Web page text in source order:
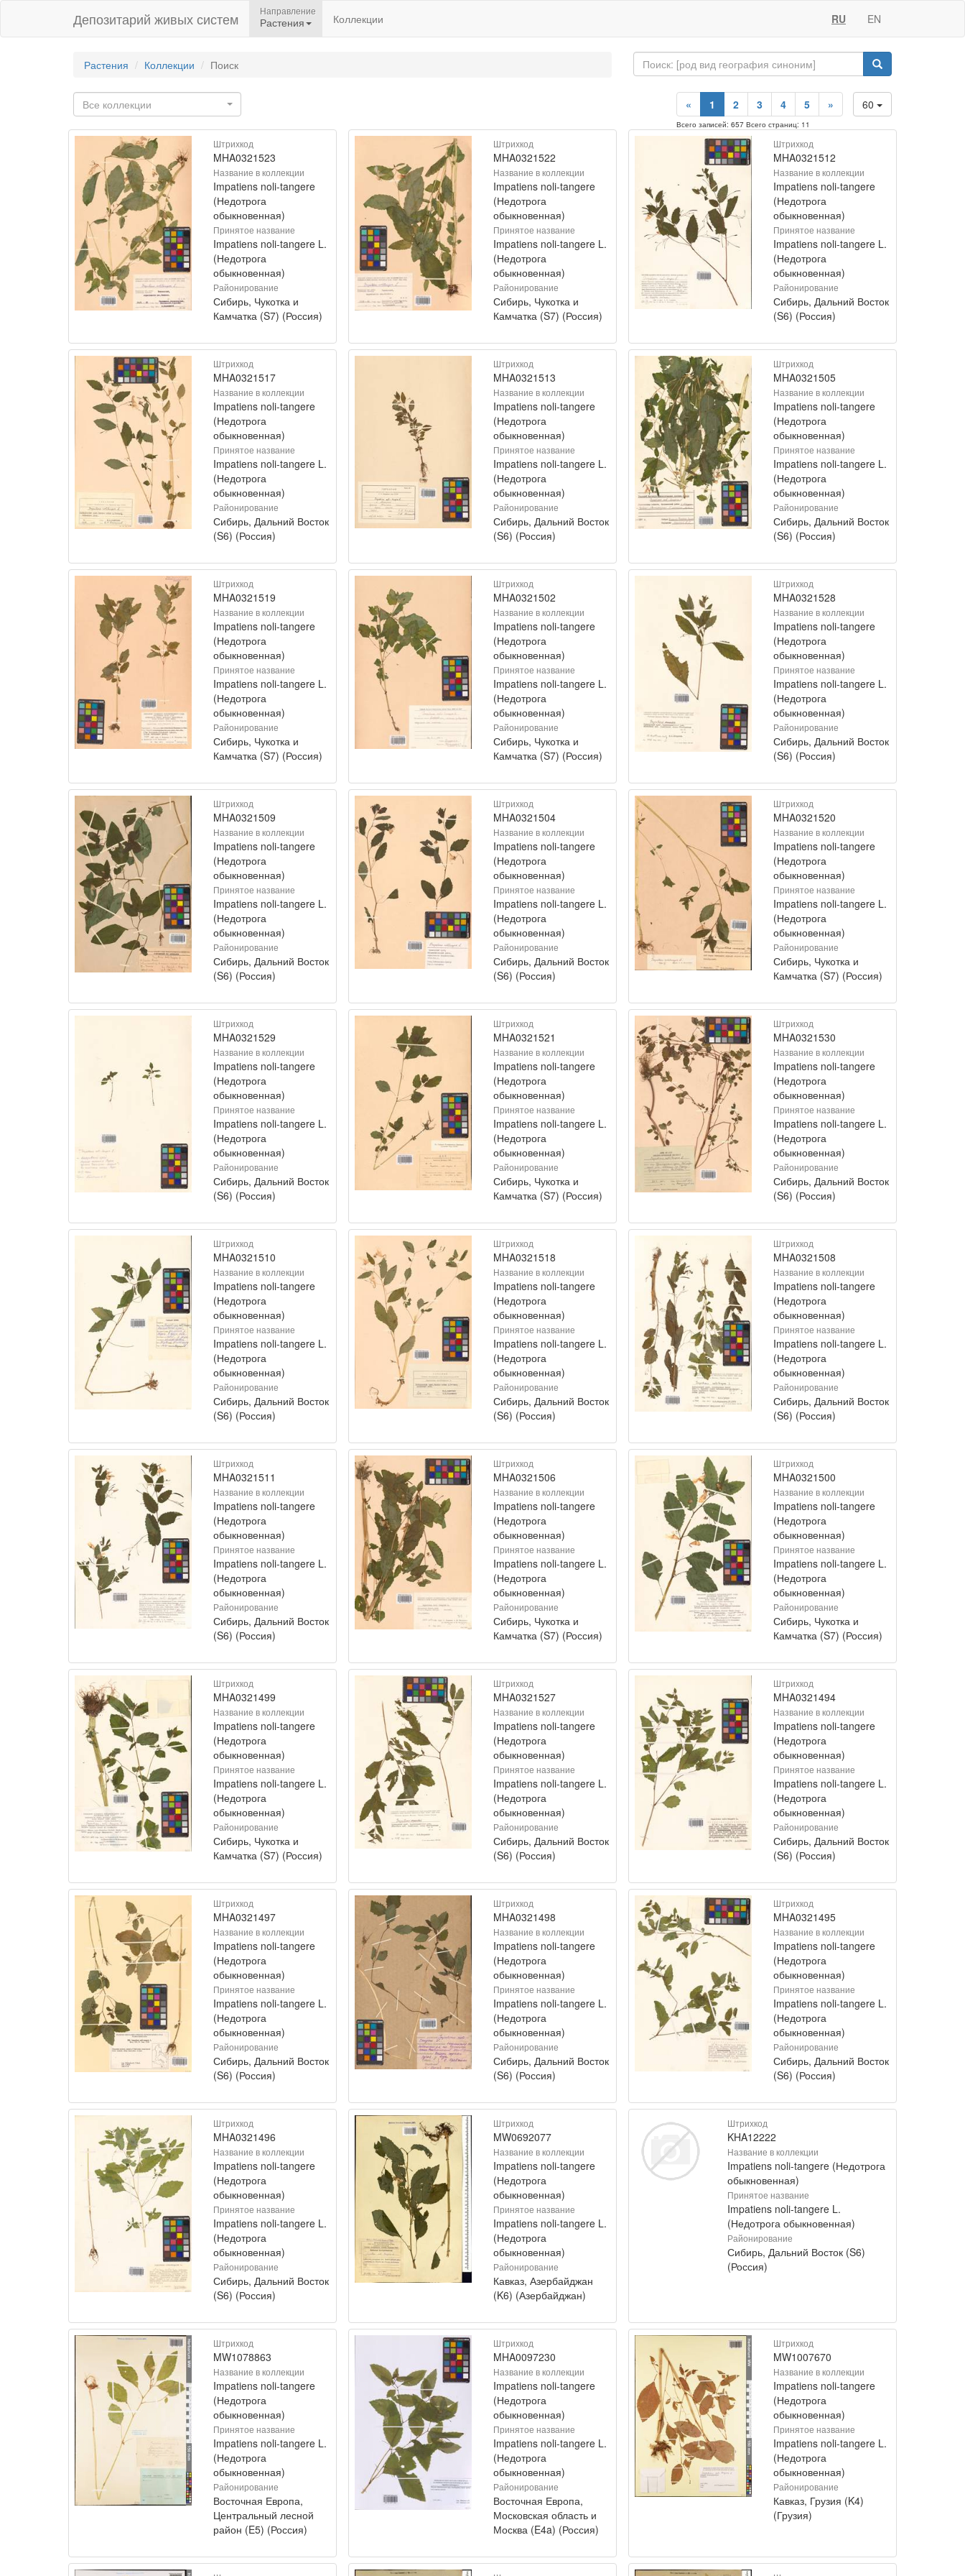
Депозитарий живых систем Направление
Растения Коллекции RU EN
Растения Коллекции Поиск
Все коллекции 60
« 1 2 3 4 5 »
Всего записей: 657 Всего страниц: 11
Штрихкод
MHA0321523
Название в коллекции
Impatiens noli-tangere
(Недотрога
обыкновенная)
Принятое название
Impatiens noli-tangere L.
(Недотрога
обыкновенная)
Районирование
Сибирь, Чукотка и
Камчатка (S7) (Россия)
Штрихкод
MHA0321522
Название в коллекции
Impatiens noli-tangere
(Недотрога
обыкновенная)
Принятое название
Impatiens noli-tangere L.
(Недотрога
обыкновенная)
Районирование
Сибирь, Чукотка и
Камчатка (S7) (Россия)
Штрихкод
MHA0321512
Название в коллекции
Impatiens noli-tangere
(Недотрога
обыкновенная)
Принятое название
Impatiens noli-tangere L.
(Недотрога
обыкновенная)
Районирование
Сибирь, Дальний Восток
(S6) (Россия)
Штрихкод
MHA0321517
Название в коллекции
Impatiens noli-tangere
(Недотрога
обыкновенная)
Принятое название
Impatiens noli-tangere L.
(Недотрога
обыкновенная)
Районирование
Сибирь, Дальний Восток
(S6) (Россия)
Штрихкод
MHA0321513
Название в коллекции
Impatiens noli-tangere
(Недотрога
обыкновенная)
Принятое название
Impatiens noli-tangere L.
(Недотрога
обыкновенная)
Районирование
Сибирь, Дальний Восток
(S6) (Россия)
Штрихкод
MHA0321505
Название в коллекции
Impatiens noli-tangere
(Недотрога
обыкновенная)
Принятое название
Impatiens noli-tangere L.
(Недотрога
обыкновенная)
Районирование
Сибирь, Дальний Восток
(S6) (Россия)
Штрихкод
MHA0321519
Название в коллекции
Impatiens noli-tangere
(Недотрога
обыкновенная)
Принятое название
Impatiens noli-tangere L.
(Недотрога
обыкновенная)
Районирование
Сибирь, Чукотка и
Камчатка (S7) (Россия)
Штрихкод
MHA0321502
Название в коллекции
Impatiens noli-tangere
(Недотрога
обыкновенная)
Принятое название
Impatiens noli-tangere L.
(Недотрога
обыкновенная)
Районирование
Сибирь, Чукотка и
Камчатка (S7) (Россия)
Штрихкод
MHA0321528
Название в коллекции
Impatiens noli-tangere
(Недотрога
обыкновенная)
Принятое название
Impatiens noli-tangere L.
(Недотрога
обыкновенная)
Районирование
Сибирь, Дальний Восток
(S6) (Россия)
Штрихкод
MHA0321509
Название в коллекции
Impatiens noli-tangere
(Недотрога
обыкновенная)
Принятое название
Impatiens noli-tangere L.
(Недотрога
обыкновенная)
Районирование
Сибирь, Дальний Восток
(S6) (Россия)
Штрихкод
MHA0321504
Название в коллекции
Impatiens noli-tangere
(Недотрога
обыкновенная)
Принятое название
Impatiens noli-tangere L.
(Недотрога
обыкновенная)
Районирование
Сибирь, Дальний Восток
(S6) (Россия)
Штрихкод
MHA0321520
Название в коллекции
Impatiens noli-tangere
(Недотрога
обыкновенная)
Принятое название
Impatiens noli-tangere L.
(Недотрога
обыкновенная)
Районирование
Сибирь, Чукотка и
Камчатка (S7) (Россия)
Штрихкод
MHA0321529
Название в коллекции
Impatiens noli-tangere
(Недотрога
обыкновенная)
Принятое название
Impatiens noli-tangere L.
(Недотрога
обыкновенная)
Районирование
Сибирь, Дальний Восток
(S6) (Россия)
Штрихкод
MHA0321521
Название в коллекции
Impatiens noli-tangere
(Недотрога
обыкновенная)
Принятое название
Impatiens noli-tangere L.
(Недотрога
обыкновенная)
Районирование
Сибирь, Чукотка и
Камчатка (S7) (Россия)
Штрихкод
MHA0321530
Название в коллекции
Impatiens noli-tangere
(Недотрога
обыкновенная)
Принятое название
Impatiens noli-tangere L.
(Недотрога
обыкновенная)
Районирование
Сибирь, Дальний Восток
(S6) (Россия)
Штрихкод
MHA0321510
Название в коллекции
Impatiens noli-tangere
(Недотрога
обыкновенная)
Принятое название
Impatiens noli-tangere L.
(Недотрога
обыкновенная)
Районирование
Сибирь, Дальний Восток
(S6) (Россия)
Штрихкод
MHA0321518
Название в коллекции
Impatiens noli-tangere
(Недотрога
обыкновенная)
Принятое название
Impatiens noli-tangere L.
(Недотрога
обыкновенная)
Районирование
Сибирь, Дальний Восток
(S6) (Россия)
Штрихкод
MHA0321508
Название в коллекции
Impatiens noli-tangere
(Недотрога
обыкновенная)
Принятое название
Impatiens noli-tangere L.
(Недотрога
обыкновенная)
Районирование
Сибирь, Дальний Восток
(S6) (Россия)
Штрихкод
MHA0321511
Название в коллекции
Impatiens noli-tangere
(Недотрога
обыкновенная)
Принятое название
Impatiens noli-tangere L.
(Недотрога
обыкновенная)
Районирование
Сибирь, Дальний Восток
(S6) (Россия)
Штрихкод
MHA0321506
Название в коллекции
Impatiens noli-tangere
(Недотрога
обыкновенная)
Принятое название
Impatiens noli-tangere L.
(Недотрога
обыкновенная)
Районирование
Сибирь, Чукотка и
Камчатка (S7) (Россия)
Штрихкод
MHA0321500
Название в коллекции
Impatiens noli-tangere
(Недотрога
обыкновенная)
Принятое название
Impatiens noli-tangere L.
(Недотрога
обыкновенная)
Районирование
Сибирь, Чукотка и
Камчатка (S7) (Россия)
Штрихкод
MHA0321499
Название в коллекции
Impatiens noli-tangere
(Недотрога
обыкновенная)
Принятое название
Impatiens noli-tangere L.
(Недотрога
обыкновенная)
Районирование
Сибирь, Чукотка и
Камчатка (S7) (Россия)
Штрихкод
MHA0321527
Название в коллекции
Impatiens noli-tangere
(Недотрога
обыкновенная)
Принятое название
Impatiens noli-tangere L.
(Недотрога
обыкновенная)
Районирование
Сибирь, Дальний Восток
(S6) (Россия)
Штрихкод
MHA0321494
Название в коллекции
Impatiens noli-tangere
(Недотрога
обыкновенная)
Принятое название
Impatiens noli-tangere L.
(Недотрога
обыкновенная)
Районирование
Сибирь, Дальний Восток
(S6) (Россия)
Штрихкод
MHA0321497
Название в коллекции
Impatiens noli-tangere
(Недотрога
обыкновенная)
Принятое название
Impatiens noli-tangere L.
(Недотрога
обыкновенная)
Районирование
Сибирь, Дальний Восток
(S6) (Россия)
Штрихкод
MHA0321498
Название в коллекции
Impatiens noli-tangere
(Недотрога
обыкновенная)
Принятое название
Impatiens noli-tangere L.
(Недотрога
обыкновенная)
Районирование
Сибирь, Дальний Восток
(S6) (Россия)
Штрихкод
MHA0321495
Название в коллекции
Impatiens noli-tangere
(Недотрога
обыкновенная)
Принятое название
Impatiens noli-tangere L.
(Недотрога
обыкновенная)
Районирование
Сибирь, Дальний Восток
(S6) (Россия)
Штрихкод
MHA0321496
Название в коллекции
Impatiens noli-tangere
(Недотрога
обыкновенная)
Принятое название
Impatiens noli-tangere L.
(Недотрога
обыкновенная)
Районирование
Сибирь, Дальний Восток
(S6) (Россия)
Штрихкод
MW0692077
Название в коллекции
Impatiens noli-tangere
(Недотрога
обыкновенная)
Принятое название
Impatiens noli-tangere L.
(Недотрога
обыкновенная)
Районирование
Кавказ, Азербайджан
(K6) (Азербайджан)
Штрихкод
KHA12222
Название в коллекции
Impatiens noli-tangere (Недотрога
обыкновенная)
Принятое название
Impatiens noli-tangere L.
(Недотрога обыкновенная)
Районирование
Сибирь, Дальний Восток (S6)
(Россия)
Штрихкод
MW1078863
Название в коллекции
Impatiens noli-tangere
(Недотрога
обыкновенная)
Принятое название
Impatiens noli-tangere L.
(Недотрога
обыкновенная)
Районирование
Восточная Европа,
Центральный лесной
район (E5) (Россия)
Штрихкод
MHA0097230
Название в коллекции
Impatiens noli-tangere
(Недотрога
обыкновенная)
Принятое название
Impatiens noli-tangere L.
(Недотрога
обыкновенная)
Районирование
Восточная Европа,
Московская область и
Москва (E4a) (Россия)
Штрихкод
MW1007670
Название в коллекции
Impatiens noli-tangere
(Недотрога
обыкновенная)
Принятое название
Impatiens noli-tangere L.
(Недотрога
обыкновенная)
Районирование
Кавказ, Грузия (K4)
(Грузия)